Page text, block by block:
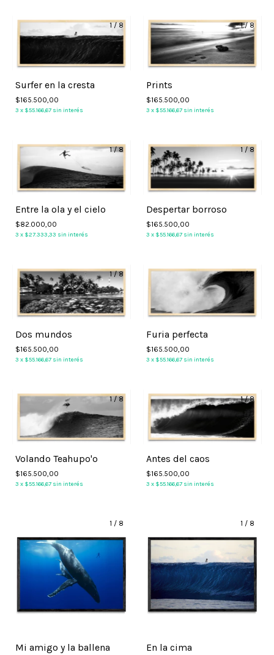
1/8
Surfer en la cresta
$165.500,00
3 x $55.166,67 sin interés
1/8
Prints
$165.500,00
3 x $55.166,67 sin interés
1/8
Entre la ola y el cielo
$82.000,00
3 x $27.333,33 sin interés
1/8
Despertar borroso
$165.500,00
3 x $55.166,67 sin interés
1/8
Dos mundos
$165.500,00
3 x $55.166,67 sin interés
1/8
Furia perfecta
$165.500,00
3 x $55.166,67 sin interés
1/8
Volando Teahupo'o
$165.500,00
3 x $55.166,67 sin interés
1/8
Antes del caos
$165.500,00
3 x $55.166,67 sin interés
1 / 8
Mi amigo y la ballena
1 / 8
En la cima